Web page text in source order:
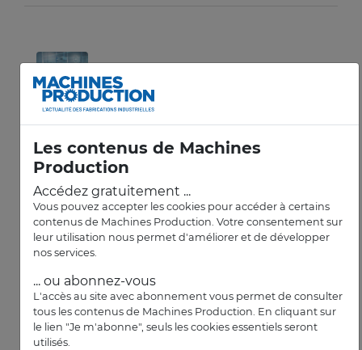
Les contenus de Machines
Production
Accédez gratuitement ...
Vous pouvez accepter les cookies pour accéder à certains
contenus de Machines Production. Votre consentement sur
leur utilisation nous permet d'améliorer et de développer
nos services.
... ou abonnez-vous
L'accès au site avec abonnement vous permet de consulter
tous les contenus de Machines Production. En cliquant sur
le lien "Je m'abonne", seuls les cookies essentiels seront
utilisés.
TECHNILOG
centraliser et transmettre efficacement les
données
AIRBUS HELICOPTERS
Des réservistes d’Airbus défileront le 14-
Juillet à Paris